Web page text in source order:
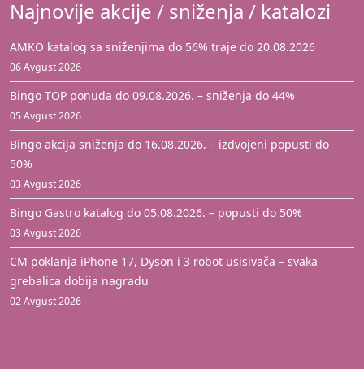
Najnovije akcije / sniženja / katalozi
AMKO katalog sa sniženjima do 56% traje do 20.08.2026
06 Avgust 2026
Bingo TOP ponuda do 09.08.2026. – sniženja do 44%
05 Avgust 2026
Bingo akcija sniženja do 16.08.2026. – izdvojeni popusti do
50%
03 Avgust 2026
Bingo Gastro katalog do 05.08.2026. – popusti do 50%
03 Avgust 2026
CM poklanja iPhone 17, Dyson i 3 robot usisivača – svaka
grebalica dobija nagradu
02 Avgust 2026